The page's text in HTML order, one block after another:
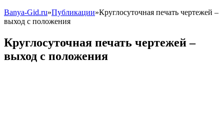
Banya-Gid.ru»Публикации»Круглосуточная печать чертежей –
выход с положения
Круглосуточная печать чертежей –
выход с положения